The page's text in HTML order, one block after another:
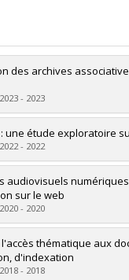
des archives
- 2023
Papyrus
une étude exploratoire
- 2022
Papyrus
audiovisuels
sur le web
- 2020
Simonthématique aux
d'indexation
- 2018